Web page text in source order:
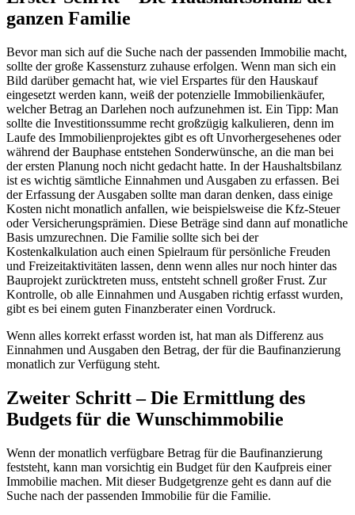
ganzen Familie
Bevor man sich auf die Suche nach der passenden Immobilie macht,
sollte der große Kassensturz zuhause erfolgen. Wenn man sich ein
Bild darüber gemacht hat, wie viel Erspartes für den Hauskauf
eingesetzt werden kann, weiß der potenzielle Immobilienkäufer,
welcher Betrag an Darlehen noch aufzunehmen ist. Ein Tipp: Man
sollte die Investitionssumme recht großzügig kalkulieren, denn im
Laufe des Immobilienprojektes gibt es oft Unvorhergesehenes oder
während der Bauphase entstehen Sonderwünsche, an die man bei
der ersten Planung noch nicht gedacht hatte. In der Haushaltsbilanz
ist es wichtig sämtliche Einnahmen und Ausgaben zu erfassen. Bei
der Erfassung der Ausgaben sollte man daran denken, dass einige
Kosten nicht monatlich anfallen, wie beispielsweise die Kfz-Steuer
oder Versicherungsprämien. Diese Beträge sind dann auf monatliche
Basis umzurechnen. Die Familie sollte sich bei der
Kostenkalkulation auch einen Spielraum für persönliche Freuden
und Freizeitaktivitäten lassen, denn wenn alles nur noch hinter das
Bauprojekt zurücktreten muss, entsteht schnell großer Frust. Zur
Kontrolle, ob alle Einnahmen und Ausgaben richtig erfasst wurden,
gibt es bei einem guten Finanzberater einen Vordruck.
Wenn alles korrekt erfasst worden ist, hat man als Differenz aus
Einnahmen und Ausgaben den Betrag, der für die Baufinanzierung
monatlich zur Verfügung steht.
Zweiter Schritt – Die Ermittlung des
Budgets für die Wunschimmobilie
Wenn der monatlich verfügbare Betrag für die Baufinanzierung
feststeht, kann man vorsichtig ein Budget für den Kaufpreis einer
Immobilie machen. Mit dieser Budgetgrenze geht es dann auf die
Suche nach der passenden Immobilie für die Familie.